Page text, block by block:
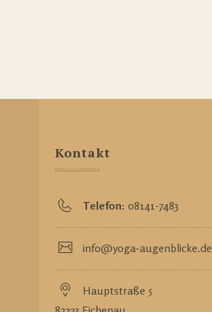
Kontakt
Telefon: 08141-7483
info@yoga-augenblicke.de
Hauptstraße 5